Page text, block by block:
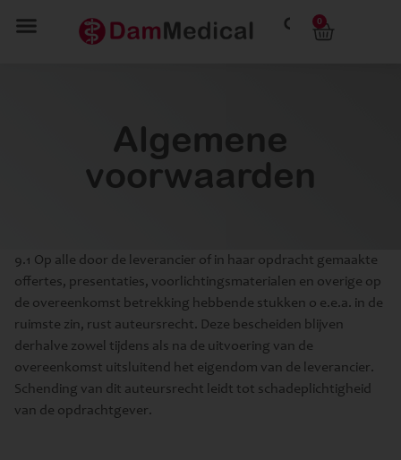
0
Algemene
voorwaarden
9.1 Op alle door de leverancier of in haar opdracht gemaakte
offertes, presentaties, voorlichtingsmaterialen en overige op
de overeenkomst betrekking hebbende stukken o e.e.a. in de
ruimste zin, rust auteursrecht. Deze bescheiden blijven
derhalve zowel tijdens als na de uitvoering van de
overeenkomst uitsluitend het eigendom van de leverancier.
Schending van dit auteursrecht leidt tot schadeplichtigheid
van de opdrachtgever.